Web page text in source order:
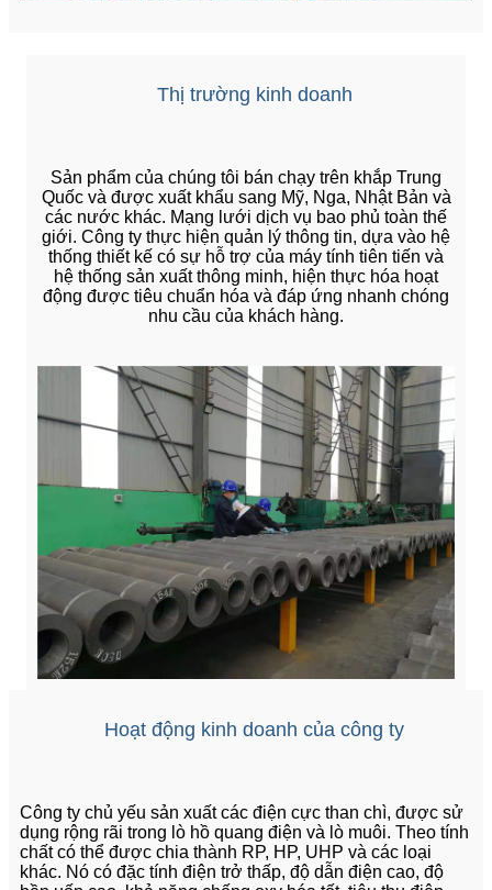
Thị trường kinh doanh
Sản phẩm của chúng tôi bán chạy trên khắp Trung
Quốc và được xuất khẩu sang Mỹ, Nga, Nhật Bản và
các nước khác. Mạng lưới dịch vụ bao phủ toàn thế
giới. Công ty thực hiện quản lý thông tin, dựa vào hệ
thống thiết kế có sự hỗ trợ của máy tính tiên tiến và
hệ thống sản xuất thông minh, hiện thực hóa hoạt
động được tiêu chuẩn hóa và đáp ứng nhanh chóng
nhu cầu của khách hàng.
Hoạt động kinh doanh của công ty
Công ty chủ yếu sản xuất các điện cực than chì, được sử
dụng rộng rãi trong lò hồ quang điện và lò muôi. Theo tính
chất có thể được chia thành RP, HP, UHP và các loại
khác. Nó có đặc tính điện trở thấp, độ dẫn điện cao, độ